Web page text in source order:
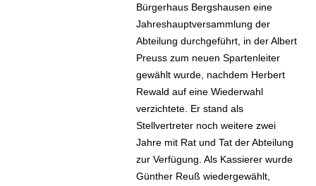
Bürgerhaus Bergshausen eine
Jahreshauptversammlung der
Abteilung durchgeführt, in der Albert
Preuss zum neuen Spartenleiter
gewählt wurde, nachdem Herbert
Rewald auf eine Wiederwahl
verzichtete. Er stand als
Stellvertreter noch weitere zwei
Jahre mit Rat und Tat der Abteilung
zur Verfügung. Als Kassierer wurde
Günther Reuß wiedergewählt,